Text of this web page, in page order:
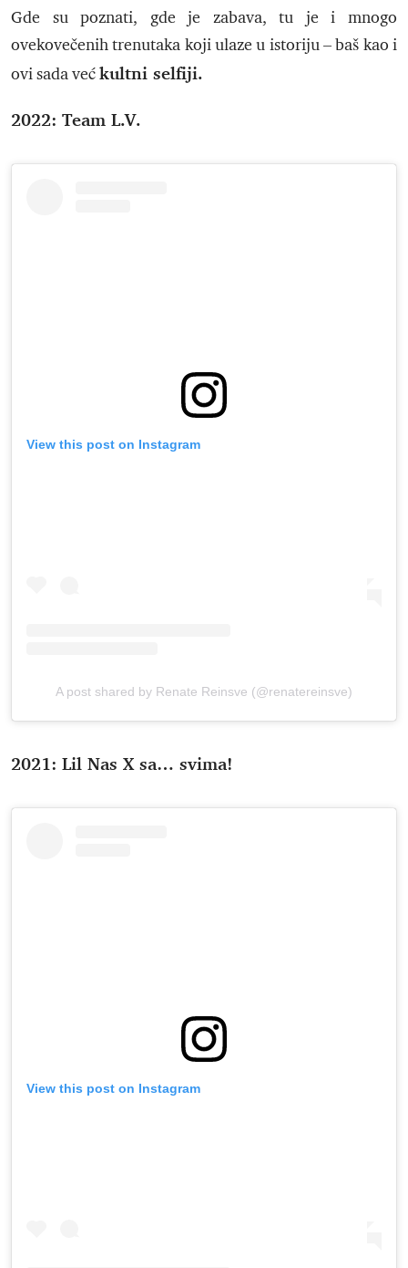
Gde su poznati, gde je zabava, tu je i mnogo
ovekovečenih trenutaka koji ulaze u istoriju – baš kao i
ovi sada većkultni selfiji.
2022: Team L.V.
View this post on Instagram
A post shared by Renate Reinsve (@renatereinsve)
2021: Lil Nas X sa… svima!
View this post on Instagram